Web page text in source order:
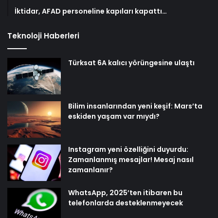
İktidar, AFAD personeline kapıları kapattı…
Teknoloji Haberleri
Türksat 6A kalıcı yörüngesine ulaştı
Bilim insanlarından yeni keşif: Mars’ta
eskiden yaşam var mıydı?
Instagram yeni özelliğini duyurdu:
Zamanlanmış mesajlar! Mesaj nasıl
zamanlanır?
WhatsApp, 2025’ten itibaren bu
telefonlarda desteklenmeyecek